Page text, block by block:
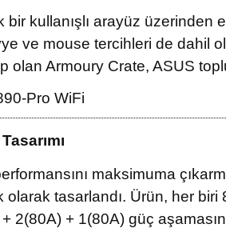
bir kullanışlı arayüz
ve mouse tercihleri de dahil
olan Armoury Crate, ASUS
maksimuma
olarak tasarlandı. Ürün, her
2(80A) + 1(80A) güç